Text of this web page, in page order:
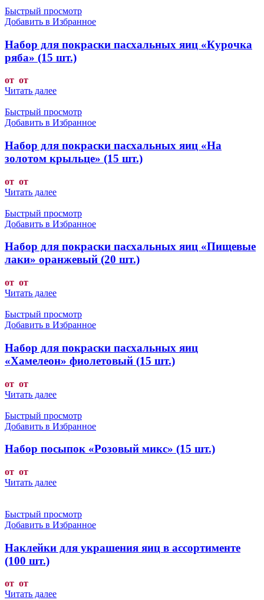
Быстрый просмотр
Добавить в Избранное
Набор для покраски пасхальных яиц «Курочка
ряба» (15 шт.)
от от
Читать далее
Быстрый просмотр
Добавить в Избранное
Набор для покраски пасхальных яиц «На
золотом крыльце» (15 шт.)
от от
Читать далее
Быстрый просмотр
Добавить в Избранное
Набор для покраски пасхальных яиц «Пищевые
лаки» оранжевый (20 шт.)
от от
Читать далее
Быстрый просмотр
Добавить в Избранное
Набор для покраски пасхальных яиц
«Хамелеон» фиолетовый (15 шт.)
от от
Читать далее
Быстрый просмотр
Добавить в Избранное
Набор посыпок «Розовый микс» (15 шт.)
от от
Читать далее
Быстрый просмотр
Добавить в Избранное
Наклейки для украшения яиц в ассортименте
(100 шт.)
от от
Читать далее